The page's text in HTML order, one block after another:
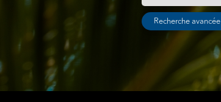
Recherche avancée